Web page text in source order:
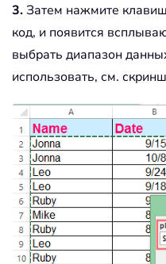
3.Затем нажмите
код, и появится
выбрать диапазон
использовать, см.